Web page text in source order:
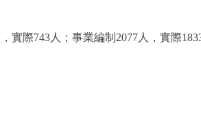
743人；事業編制2077人，實際